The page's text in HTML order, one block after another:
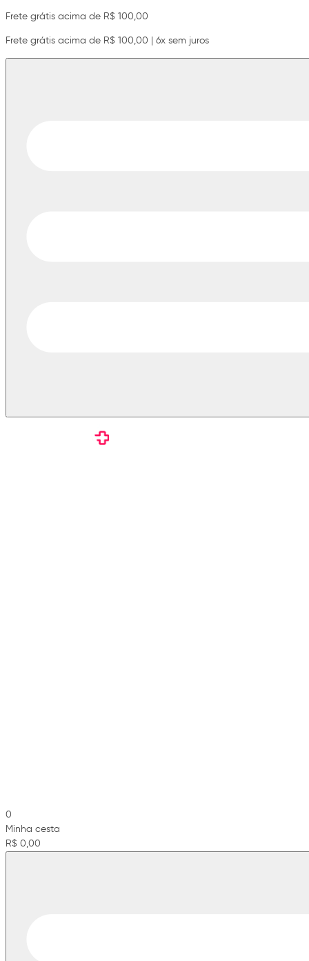
Frete grátis acima de R$ 100,00
Frete grátis acima de R$ 100,00 | 6x sem juros
0
Minha cesta
R$ 0,00